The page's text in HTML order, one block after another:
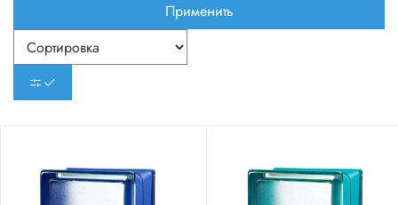
Применить